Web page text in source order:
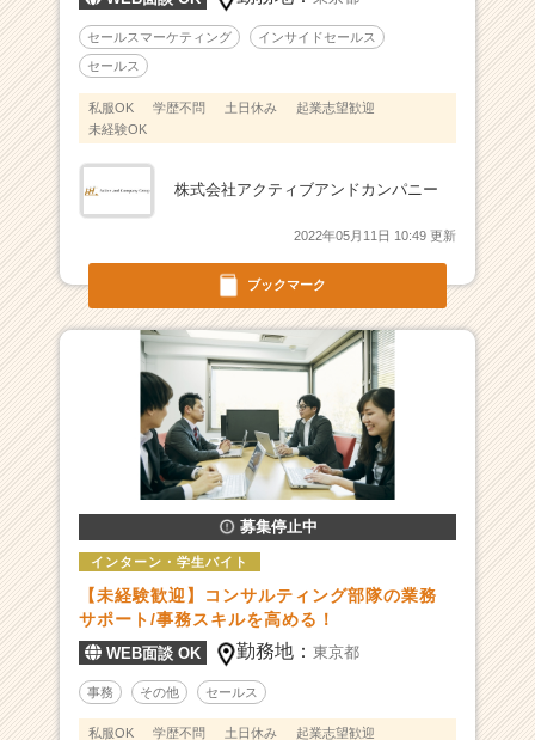
ン
で
企
業
経
サ
ト
す
る
|
ベ
ン
チ
ャ
ー・
成
長
企
業
か
ら
ス
ブックマーク
セールスマーケティング インサイドセールス
セールス
私服OK 学歴不問 土日休み
起業志望歓迎
未経験OK
株式会社アクティブアンドカンパニー
2022年05月11日 10:49 更新
募集停止中
インターン・学生バイト
【未経験歓迎】コンサルティング部隊の業務
サポート/事務スキルを高める！
WEB面談 OK 勤務地：東京都
事務 その他 セールス
私服OK 学歴不問 土日休み 起業志望歓迎